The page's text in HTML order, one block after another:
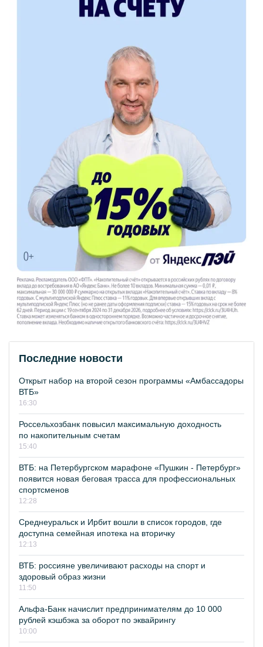
Последние новости
Открыт набор на второй сезон программы «Амбассадоры
ВТБ»
16:30
Россельхозбанк повысил максимальную доходность
по накопительным счетам
15:40
ВТБ: на Петербургском марафоне «Пушкин - Петербург»
появится новая беговая трасса для профессиональных
спортсменов
12:28
Среднеуральск и Ирбит вошли в список городов, где
доступна семейная ипотека на вторичку
12:13
ВТБ: россияне увеличивают расходы на спорт и
здоровый образ жизни
11:50
Альфа-Банк начислит предпринимателям до 10 000
рублей кэшбэка за оборот по эквайрингу
10:00